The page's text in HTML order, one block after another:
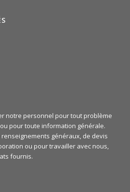
sugli obiettivi e ritrovarci
🤝
notre personnel pour tout problème
pour toute information générale.
généraux, de devis
ou pour travailler avec nous,
fournis.